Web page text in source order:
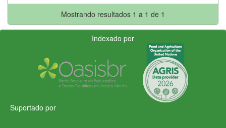
Mostrando resultados 1 a 1 de 1
Indexado por
Suportado por